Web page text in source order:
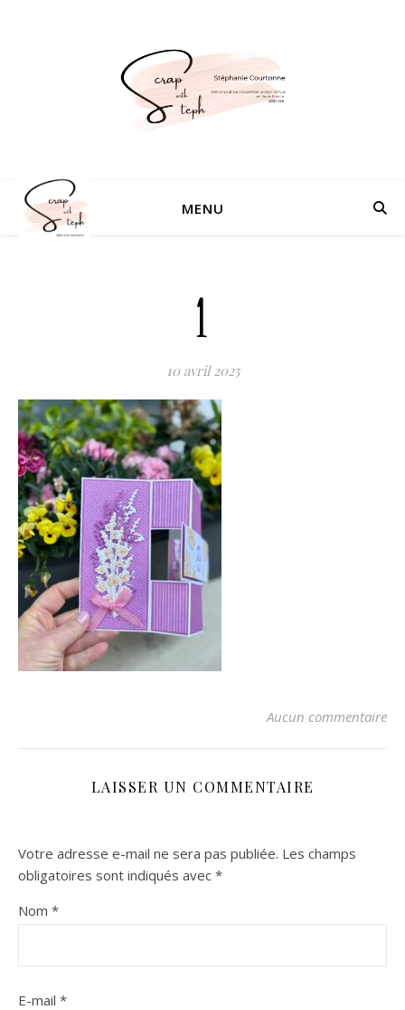
MENU
1
10 avril 2025
Aucun commentaire
LAISSER UN COMMENTAIRE
Votre adresse e-mail ne sera pas publiée. Les champs
obligatoires sont indiqués avec *
Nom *
E-mail *